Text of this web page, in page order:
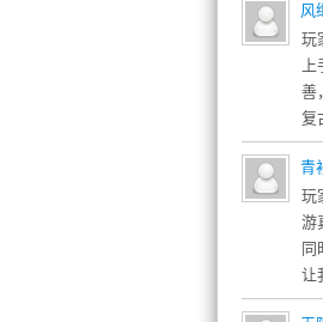
风
玩
善
复
青
玩
游
同
让